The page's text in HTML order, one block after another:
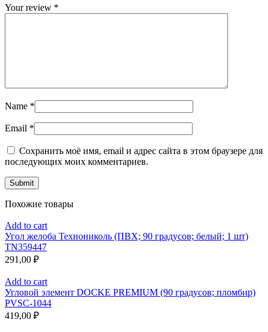
Your review *
Name *
Email *
Сохранить моё имя, email и адрес сайта в этом браузере для
последующих моих комментариев.
Похожие товары
Add to cart
Угол желоба Технониколь (ПВХ; 90 градусов; белый; 1 шт)
TN359447
291,00 ₽
Add to cart
Угловой элемент DOCKE PREMIUM (90 градусов; пломбир)
PVSC-1044
419,00 ₽